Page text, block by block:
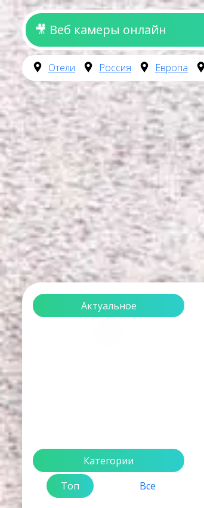
🎥 Веб камеры онлайн
Отели Россия Европа
Актуальное
Категории
Топ
Все